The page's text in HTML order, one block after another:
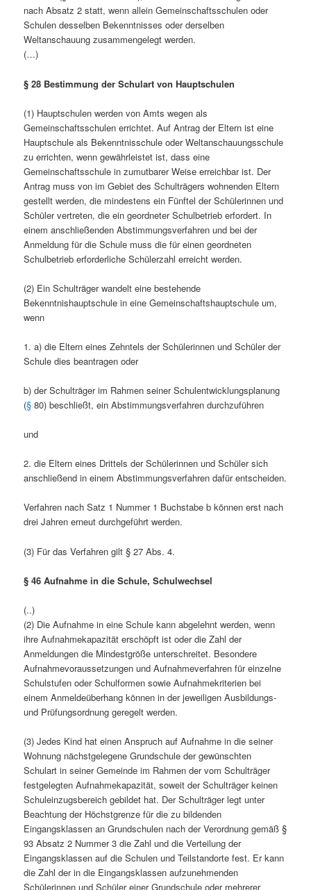
nach Absatz 2 statt, wenn allein Gemeinschaftsschulen oder
Schulen desselben Bekenntnisses oder derselben
Weltanschauung zusammengelegt werden.
(…)
§ 28 Bestimmung der Schulartvon Hauptschulen
(1) Hauptschulen werden von Amts wegen als
Gemeinschaftsschulen errichtet. Auf Antrag der Eltern ist eine
Hauptschule als Bekenntnisschule oder Weltanschauungsschule
zu errichten, wenn gewährleistet ist, dass eine
Gemeinschaftsschule in zumutbarer Weise erreichbar ist. Der
Antrag muss von im Gebiet des Schulträgers wohnenden Eltern
gestellt werden, die mindestens ein Fünftel der Schülerinnen und
Schüler vertreten, die ein geordneter Schulbetrieb erfordert. In
einem anschließenden Abstimmungsverfahren und bei der
Anmeldung für die Schule muss die für einen geordneten
Schulbetrieb erforderliche Schülerzahl erreicht werden.
(2) Ein Schulträger wandelt eine bestehende
Bekenntnishauptschule in eine Gemeinschaftshauptschule um,
wenn
1. a) die Eltern eines Zehntels der Schülerinnen und Schüler der
Schule dies beantragen oder
b) der Schulträger im Rahmen seiner Schulentwicklungsplanung
(§80) beschließt, ein Abstimmungsverfahren durchzuführen
und
2. die Eltern eines Drittels der Schülerinnen und Schüler sich
anschließend in einem Abstimmungsverfahren dafür entscheiden.
Verfahren nach Satz 1 Nummer 1 Buchstabe b können erst nach
drei Jahren erneut durchgeführt werden.
(3) Für das Verfahren gilt § 27 Abs. 4.
§ 46 Aufnahme in die Schule, Schulwechsel
(..)
(2) Die Aufnahme in eine Schule kann abgelehnt werden, wenn
ihre Aufnahmekapazität erschöpft ist oder die Zahl der
Anmeldungen die Mindestgröße unterschreitet. Besondere
Aufnahmevoraussetzungen und Aufnahmeverfahren für einzelne
Schulstufen oder Schulformen sowie Aufnahmekriterien bei
einem Anmeldeüberhang können in der jeweiligen Ausbildungs-
und Prüfungsordnung geregelt werden.
(3) Jedes Kind hat einen Anspruch auf Aufnahme in die seiner
Wohnung nächstgelegene Grundschule der gewünschten
Schulart in seiner Gemeinde im Rahmen der vom Schulträger
festgelegten Aufnahmekapazität, soweit der Schulträger keinen
Schuleinzugsbereich gebildet hat. Der Schulträger legt unter
Beachtung der Höchstgrenze für die zu bildenden
Eingangsklassen an Grundschulen nach der Verordnung gemäß §
93 Absatz 2 Nummer 3 die Zahl und die Verteilung der
Eingangsklassen auf die Schulen und Teilstandorte fest. Er kann
die Zahl der in die Eingangsklassen aufzunehmenden
Schülerinnen und Schüler einer Grundschule oder mehrerer